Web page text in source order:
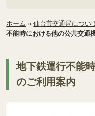
ホーム »仙台市交通局につい
不能時における他の公共交通
地下鉄運行不能
のご利用案内